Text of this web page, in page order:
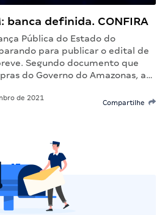
banca definida. CONFIRA
Pública do Estado do
para publicar o edital de
Segundo documento que
do Governo do Amazonas, a…
de 2021
Compartilhe